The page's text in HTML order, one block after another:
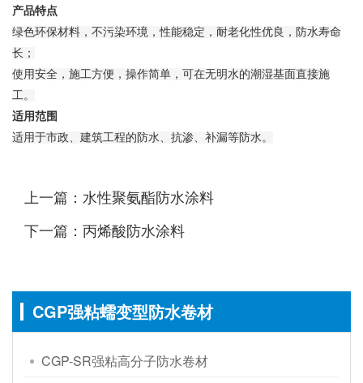
产品特点
绿色环保材料，不污染环境，性能稳定，耐老化性优良，防水寿命
长；
使用安全，施工方便，操作简单，可在无明水的潮湿基面直接施
工。
适用范围
适用于市政、建筑工程的防水、抗渗、补漏等防水。
上一篇：水性聚氨酯防水涂料
下一篇：丙烯酸防水涂料
CGP强粘蠕变型防水卷材
CGP-SR强粘高分子防水卷材